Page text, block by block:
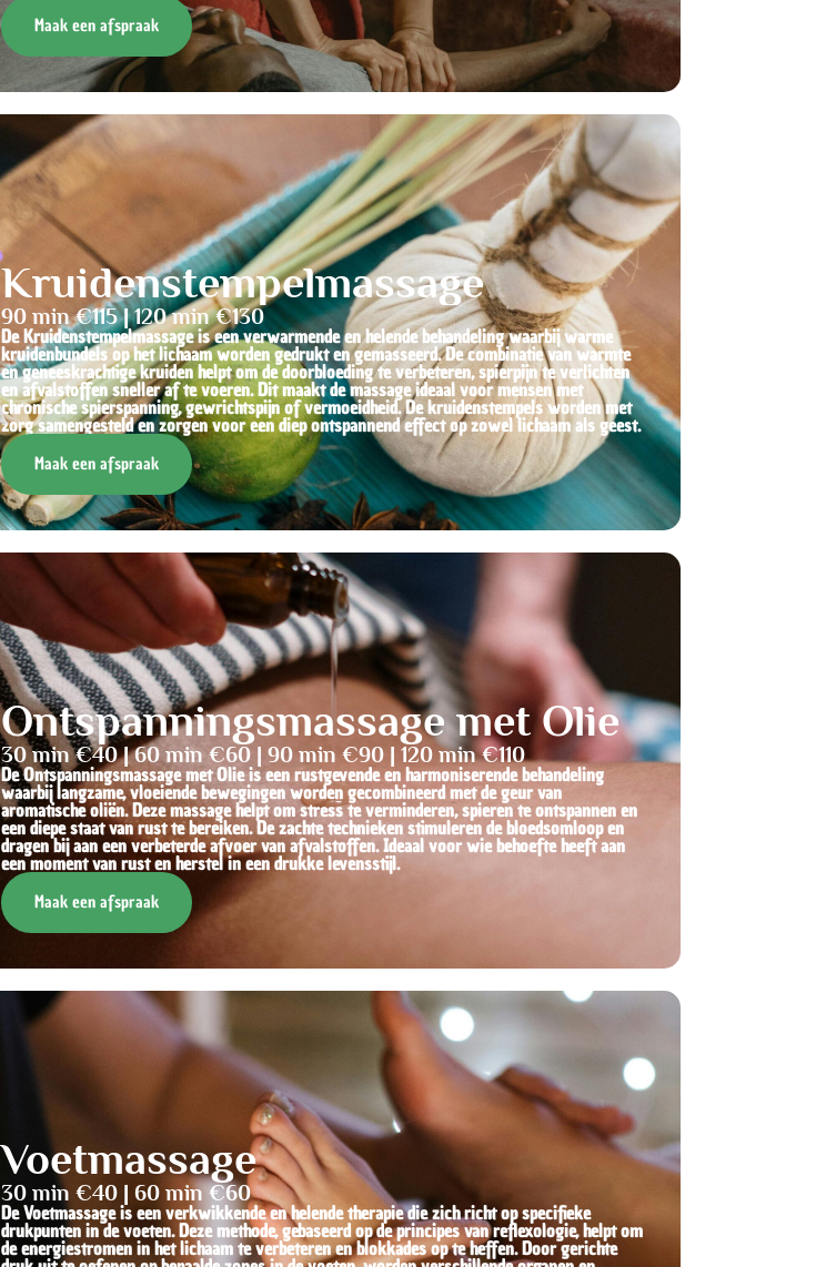
Maak een afspraak
Kruidenstempelmassage
90 min €115 | 120 min €130
De Kruidenstempelmassage is een verwarmende en helende behandeling waarbij warme
kruidenbundels op het lichaam worden gedrukt en gemasseerd. De combinatie van warmte
en geneeskrachtige kruiden helpt om de doorbloeding te verbeteren, spierpijn te verlichten
en afvalstoffen sneller af te voeren. Dit maakt de massage ideaal voor mensen met
chronische spierspanning, gewrichtspijn of vermoeidheid. De kruidenstempels worden met
zorg samengesteld en zorgen voor een diep ontspannend effect op zowel lichaam als geest.
Maak een afspraak
Ontspanningsmassage met Olie​
30 min €40 | 60 min €60 | 90 min €90 | 120 min €110
De Ontspanningsmassage met Olie is een rustgevende en harmoniserende behandeling
waarbij langzame, vloeiende bewegingen worden gecombineerd met de geur van
aromatische oliën. Deze massage helpt om stress te verminderen, spieren te ontspannen en
een diepe staat van rust te bereiken. De zachte technieken stimuleren de bloedsomloop en
dragen bij aan een verbeterde afvoer van afvalstoffen. Ideaal voor wie behoefte heeft aan
een moment van rust en herstel in een drukke levensstijl.
Maak een afspraak
Voetmassage
30 min €40 | 60 min €60
De Voetmassage is een verkwikkende en helende therapie die zich richt op specifieke
drukpunten in de voeten. Deze methode, gebaseerd op de principes van reflexologie, helpt om
de energiestromen in het lichaam te verbeteren en blokkades op te heffen. Door gerichte